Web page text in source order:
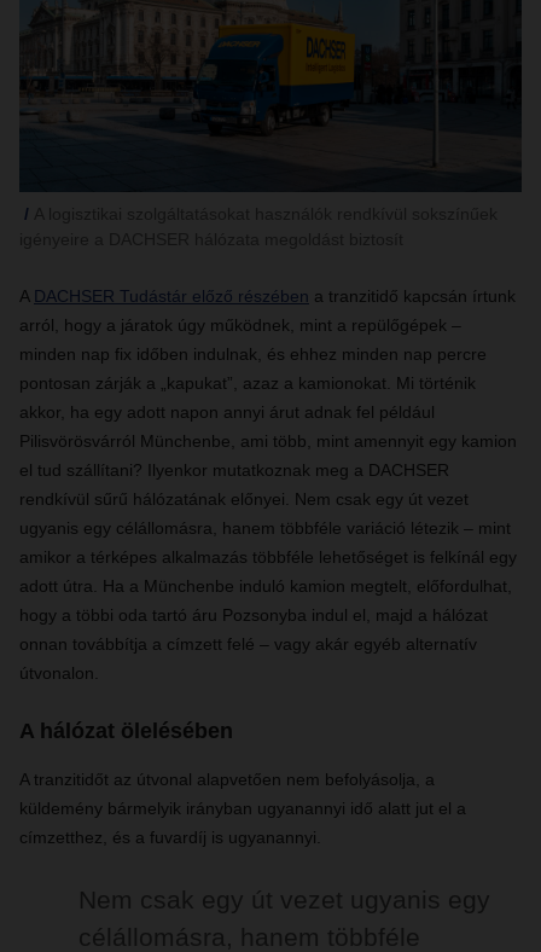
A DACHSER Tudástár előző részében a tranzitidő kapcsán írtunk
arról, hogy a járatok úgy működnek, mint a repülőgépek –
minden nap fix időben indulnak, és ehhez minden nap percre
pontosan zárják a „kapukat”, azaz a kamionokat. Mi történik
akkor, ha egy adott napon annyi árut adnak fel például
Pilisvörösvárról Münchenbe, ami több, mint amennyit egy kamion
el tud szállítani? Ilyenkor mutatkoznak meg a DACHSER
rendkívül sűrű hálózatának előnyei. Nem csak egy út vezet
ugyanis egy célállomásra, hanem többféle variáció létezik – mint
amikor a térképes alkalmazás többféle lehetőséget is felkínál egy
adott útra. Ha a Münchenbe induló kamion megtelt, előfordulhat,
hogy a többi oda tartó áru Pozsonyba indul el, majd a hálózat
onnan továbbítja a címzett felé – vagy akár egyéb alternatív
útvonalon.
A hálózat ölelésében
A tranzitidőt az útvonal alapvetően nem befolyásolja, a
küldemény bármelyik irányban ugyanannyi idő alatt jut el a
címzetthez, és a fuvardíj is ugyanannyi.
Nem csak egy út vezet ugyanis egy
célállomásra, hanem többféle